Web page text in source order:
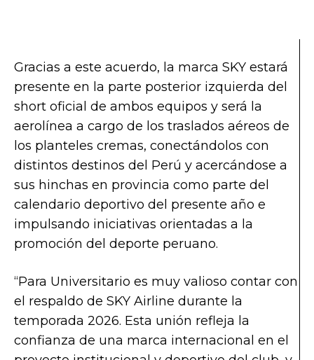
Gracias a este acuerdo, la marca SKY estará
presente en la parte posterior izquierda del
short oficial de ambos equipos y será la
aerolínea a cargo de los traslados aéreos de
los planteles cremas, conectándolos con
distintos destinos del Perú y acercándose a
sus hinchas en provincia como parte del
calendario deportivo del presente año e
impulsando iniciativas orientadas a la
promoción del deporte peruano.
“Para Universitario es muy valioso contar con
el respaldo de SKY Airline durante la
temporada 2026. Esta unión refleja la
confianza de una marca internacional en el